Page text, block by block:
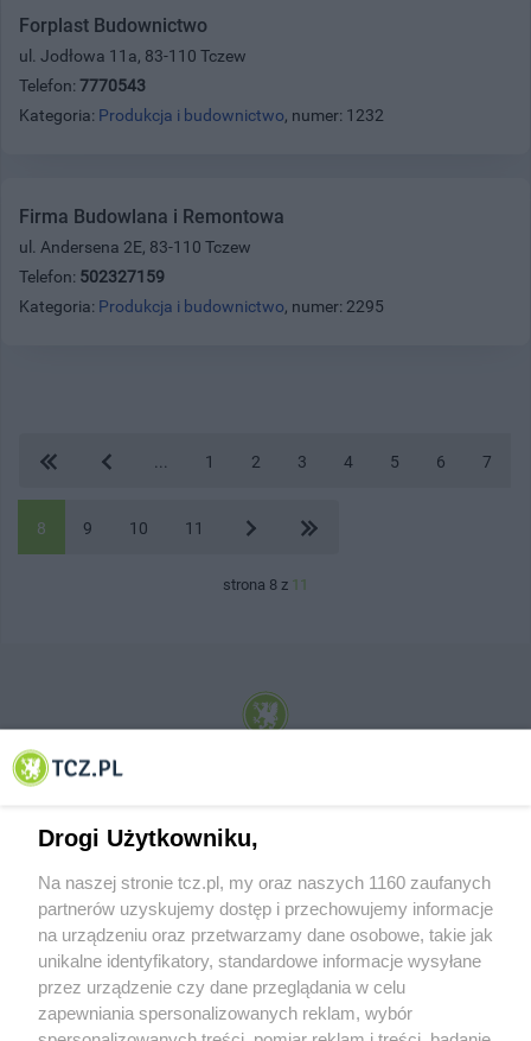
Forplast Budownictwo
ul. Jodłowa 11a, 83-110 Tczew
Telefon: 7770543
Kategoria: Produkcja i budownictwo, numer: 1232
Firma Budowlana i Remontowa
ul. Andersena 2E, 83-110 Tczew
Telefon: 502327159
Kategoria: Produkcja i budownictwo, numer: 2295
1 2 3 4 5 6 7
8 9 10 11
strona 8 z 11
© 2001-2026 Tczew - TCZ.PL Sp. z o.o. Internetowy Serwis Informacyjny Miasta
O FIRMIE POLITYKA PRYWATNOŚCI HOSTING
Drogi Użytkowniku,
Na naszej stronie tcz.pl, my oraz naszych 1160 zaufanych
partnerów uzyskujemy dostęp i przechowujemy informacje
na urządzeniu oraz przetwarzamy dane osobowe, takie jak
unikalne identyfikatory, standardowe informacje wysyłane
przez urządzenie czy dane przeglądania w celu
zapewniania spersonalizowanych reklam, wybór